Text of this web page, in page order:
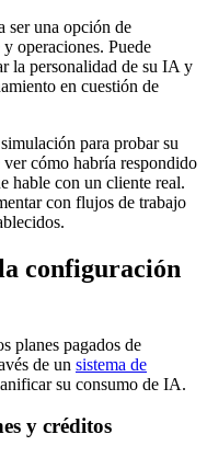
ser una opción de
operaciones. Puede
la personalidad de su IA y
en cuestión de
para probar su
cómo habría respondido
hable con un cliente real.
con flujos de trabajo
configuración
planes pagados de
de un sistema de
su consumo de IA.
y créditos